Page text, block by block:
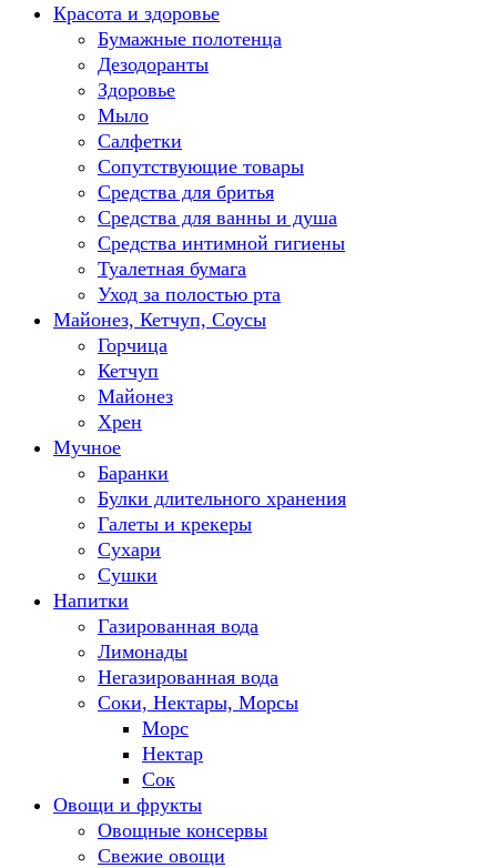
Красота и здоровье
Бумажные полотенца
Дезодоранты
Здоровье
Мыло
Салфетки
Сопутствующие товары
Средства для бритья
Средства для ванны и душа
Средства интимной гигиены
Туалетная бумага
Уход за полостью рта
Майонез, Кетчуп, Соусы
Горчица
Кетчуп
Майонез
Хрен
Мучное
Баранки
Булки длительного хранения
Галеты и крекеры
Сухари
Сушки
Напитки
Газированная вода
Лимонады
Негазированная вода
Соки, Нектары, Морсы
Морс
Нектар
Сок
Овощи и фрукты
Овощные консервы
Свежие овощи